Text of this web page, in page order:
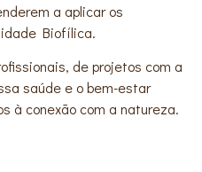
a aplicar os
Biofílica.
de projetos com a
saúde e o bem-estar
à conexão com a natureza.